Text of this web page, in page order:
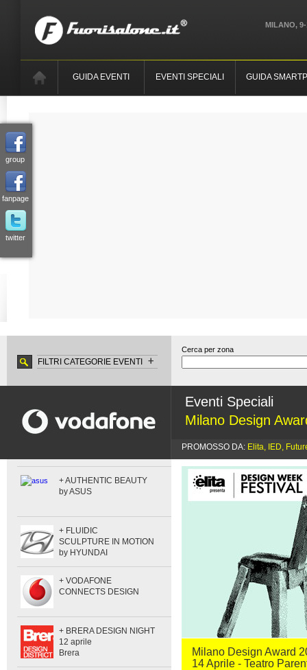
MILANO,
group
fanpage
twitter
GUIDA EVENTI EVENTI SPECIALI GUIDA
FILTRI CATEGORIE EVENTI
Cerca per zona
Eventi Speciali
Milano Design
PROMOSSO DA: Elita, IED,
+ AUTHENTIC BEAUTY
by ASUS
+ FLUIDIC
SCULPTURE IN MOTION
by HYUNDAI
+ VODAFONE
CONNECTS DESIGN
+ BRERA DESIGN NIGHT
12 aprile
Brera
Milano Design Award
14 Aprile - Teatro